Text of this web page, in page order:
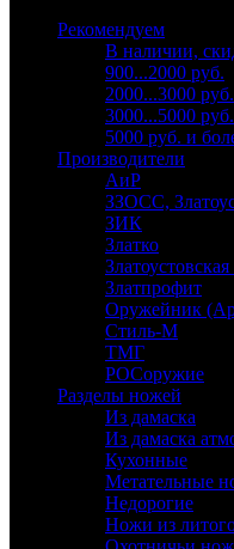
Рекомендуем
В наличии,
900...2000 руб.
2000...3000 руб.
3000...5000 руб.
5000 руб. и
Производители
АиР
ЗЗОСС,
ЗИК
Златко
Златпрофит
Оружейник
Стиль-М
ТМГ
РОСоружие
Разделы ножей
Из дамаска
Из дамаска
Кухонные
Метательные
Недорогие
Ножи из литого